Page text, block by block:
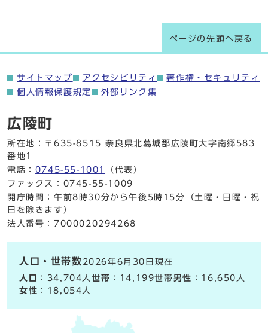
ページの先頭へ戻る
サイトマップ アクセシビリティ
著作権・セキュリティ
個人情報保護規定
外部リンク集
広陵町
所在地：〒635-8515 奈良県北葛城郡広陵町大字南郷583
番地1
電話： 0745-55-1001
（代表）
ファックス：0745-55-1009
開庁時間：午前8時30分から午後5時15分（土曜・日曜・祝
日を除きます）
法人番号：7000020294268
人口・世帯数 2026年6月30日現在
人口
：34,704人世帯 ：14,199世帯男性 ：16,650人
女性 ：18,054人